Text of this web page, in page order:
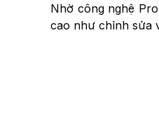
Nhờ công nghệ
cao như chỉnh sửa